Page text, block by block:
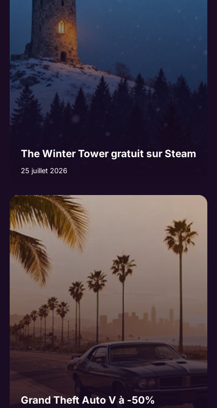
The Winter Tower gratuit sur Steam
25 juillet 2026
Grand Theft Auto V à -50%